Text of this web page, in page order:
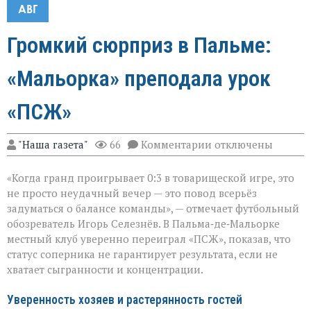
АВГ
Громкий сюрприз в Пальме:
«Мальорка» преподала урок
«ПСЖ»
"Наша газета" 66 Комментарии к
записи
сюрприз
в
Пальме:
«Мальорка»
преподала
урок
«ПСЖ»
отключены
«Когда гранд проигрывает 0:3 в товарищеской игре, это
не просто неудачный вечер — это повод всерьёз
задуматься о балансе команды», — отмечает футбольный
обозреватель Игорь Селезнёв. В Пальма‑де‑Мальорке
местный клуб уверенно переиграл «ПСЖ», показав, что
статус соперника не гарантирует результата, если не
хватает сыгранности и концентрации.
Уверенность хозяев и растерянность гостей